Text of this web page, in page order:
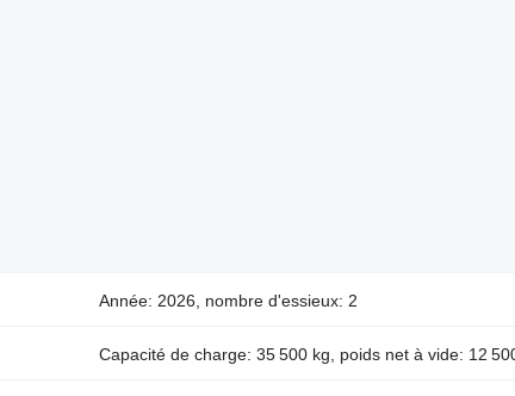
Année: 2026, nombre d'essieux: 2
Capacité de charge: 35 500 kg, poids net à vide: 12